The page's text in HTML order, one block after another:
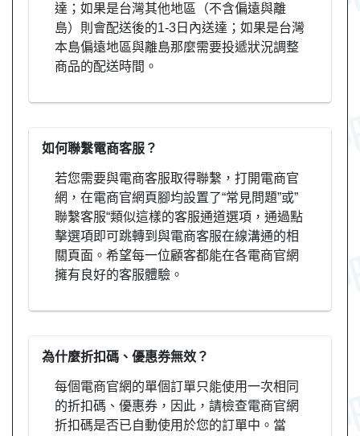
達；如果是台灣其他地區（不含偏遠與離
島）則會配送後的1-3日內送達；如果是台灣
本島偏遠地區與離島那麼需要投遞狀況調整
商品的配送時間。
如何聯繫電商客服？
若您需要與電商客服取得聯繫，打開電商官
網，在電商官網頁腳均設置了“常見問題”或”
聯繫客服“類似這樣的客服通道選項，通過點
擊選項即可跳轉到與電商客服在線溝通的相
關頁面。希望每一位顧客都能在各電商官網
擁有良好的客服體驗。
為什麼折扣碼、優惠券無效？
每個電商官網的單個訂單只能使用一次相同
的折扣碼、優惠券，因此，請檢查電商官網
折扣碼是否已自動使用於您的訂單中。當